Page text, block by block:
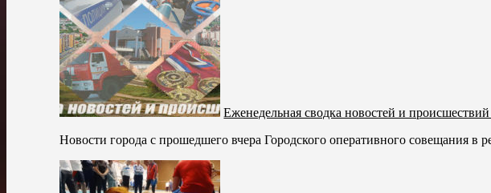
Еженедельная сводка новостей и
Новости города с прошедшего вчера Городского оперативного совещания в